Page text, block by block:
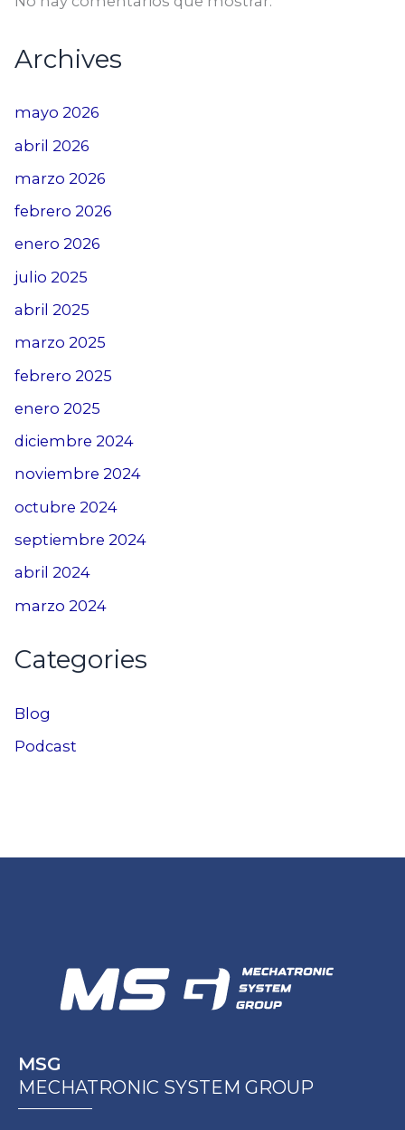
Archives
mayo 2026
abril 2026
marzo 2026
febrero 2026
enero 2026
julio 2025
abril 2025
marzo 2025
febrero 2025
enero 2025
diciembre 2024
noviembre 2024
octubre 2024
septiembre 2024
abril 2024
marzo 2024
Categories
Blog
Podcast
MSG
MECHATRONIC SYSTEM GROUP